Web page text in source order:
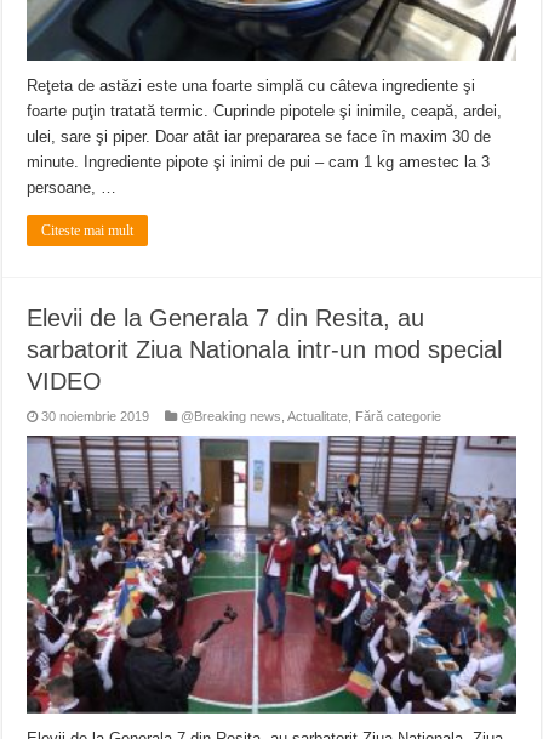
Reţeta de astăzi este una foarte simplă cu câteva ingrediente şi
foarte puţin tratată termic. Cuprinde pipotele şi inimile, ceapă, ardei,
ulei, sare şi piper. Doar atât iar prepararea se face în maxim 30 de
minute. Ingrediente pipote şi inimi de pui – cam 1 kg amestec la 3
persoane, …
Citeste mai mult
Elevii de la Generala 7 din Resita, au
sarbatorit Ziua Nationala intr-un mod special
VIDEO
30 noiembrie 2019 @Breaking news ,Actualitate Fără categorie